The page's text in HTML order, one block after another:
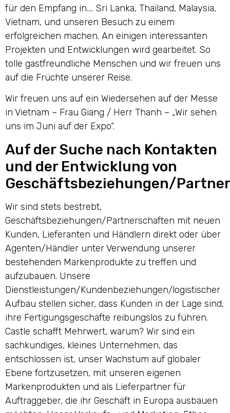
für den Empfang in…. Sri Lanka, Thailand, Malaysia,
Vietnam, und unseren Besuch zu einem
erfolgreichen machen. An einigen interessanten
Projekten und Entwicklungen wird gearbeitet. So
tolle gastfreundliche Menschen und wir freuen uns
auf die Früchte unserer Reise.
Wir freuen uns auf ein Wiedersehen auf der Messe
in Vietnam – Frau Giang / Herr Thanh – „Wir sehen
uns im Juni auf der Expo“.
Auf der Suche nach Kontakten
und der Entwicklung von
Geschäftsbeziehungen/
Wir sind stets bestrebt,
Geschäftsbeziehungen/Partnerschaften mit neuen
Kunden, Lieferanten und Händlern direkt oder über
Agenten/Händler unter Verwendung unserer
bestehenden Markenprodukte zu treffen und
aufzubauen. Unsere
Dienstleistungen/Kundenbeziehungen/logistischer
Aufbau stellen sicher, dass Kunden in der Lage sind,
ihre Fertigungsgeschäfte reibungslos zu führen.
Castle schafft Mehrwert, warum? Wir sind ein
sachkundiges, kleines Unternehmen, das
entschlossen ist, unser Wachstum auf globaler
Ebene fortzusetzen, mit unseren eigenen
Markenprodukten und als Lieferpartner für
Auftraggeber, die ihr Geschäft in Europa ausbauen